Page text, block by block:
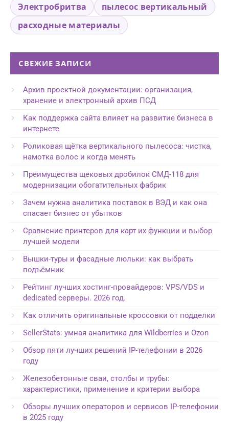
Электробритва
пылесос вертикальный
расходные материалы
СВЕЖИЕ ЗАПИСИ
Архив проектной документации: организация,
хранение и электронный архив ПСД
Как поддержка сайта влияет на развитие бизнеса в
интернете
Роликовая щётка вертикального пылесоса: чистка,
намотка волос и когда менять
Преимущества щековых дробилок СМД-118 для
модернизации обогатительных фабрик
Зачем нужна аналитика поставок в ВЭД и как она
спасает бизнес от убытков
Сравнение принтеров для карт их функции и выбор
лучшей модели
Вышки-туры и фасадные люльки: как выбрать
подъёмник
Рейтинг лучших хостинг-провайдеров: VPS/VDS и
dedicated серверы. 2026 год.
Как отличить оригинальные кроссовки от подделки
SellerStats: умная аналитика для Wildberries и Ozon
Обзор пяти лучших решений IP-телефонии в 2026
году
Железобетонные сваи, столбы и трубы:
характеристики, применение и критерии выбора
Обзоры лучших операторов и сервисов IP-телефонии
в 2025 году